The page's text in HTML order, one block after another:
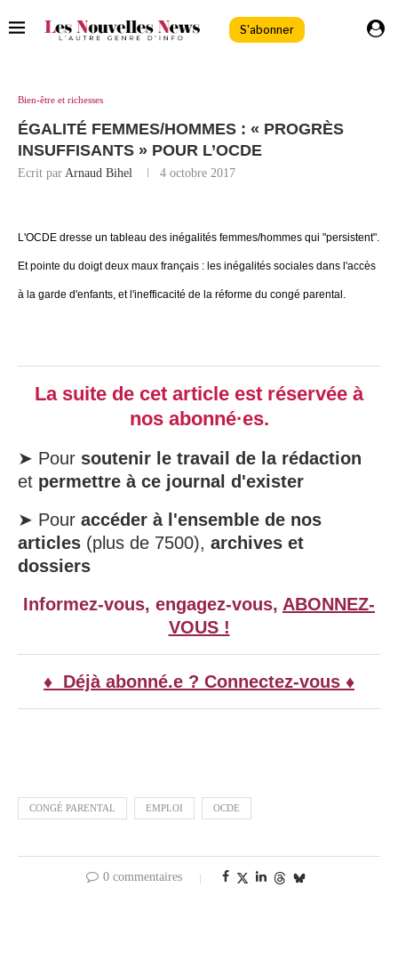
S'abonner
Bien-être et richesses
ÉGALITÉ FEMMES/HOMMES : « PROGRÈS
INSUFFISANTS » POUR L’OCDE
Ecrit par Arnaud Bihel 4 octobre 2017
L'OCDE dresse un tableau des inégalités femmes/hommes qui "persistent".
Et pointe du doigt deux maux français : les inégalités sociales dans l'accès
à la garde d'enfants, et l'inefficacité de la réforme du congé parental.
La suite de cet article est réservée à
nos abonné·es.
➤ Pour soutenir le travail de la rédaction
et permettre à ce journal d'exister
➤ Pour accéder à l'ensemble de nos
articles (plus de 7500), archives et
dossiers
Informez-vous, engagez-vous, ABONNEZ-
VOUS !
♦ Déjà abonné.e ? Connectez-vous ♦
CONGÉ PARENTAL EMPLOI OCDE
0 commentaires